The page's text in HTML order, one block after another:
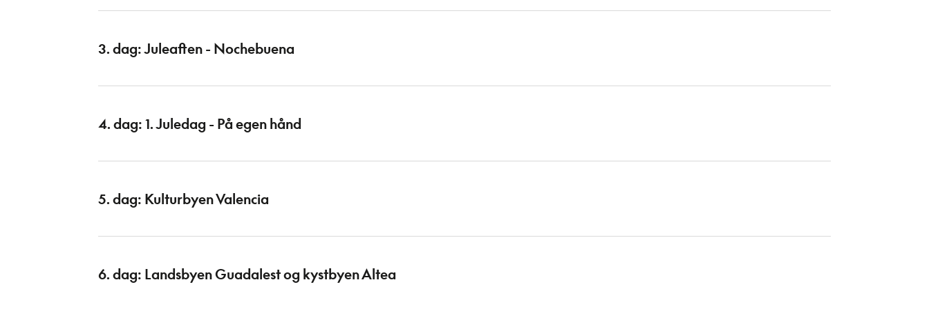
3. dag: Juleaften - Nochebuena
4. dag: 1. Juledag - På egen hånd
5. dag: Kulturbyen Valencia
6. dag: Landsbyen Guadalest og kystbyen Altea